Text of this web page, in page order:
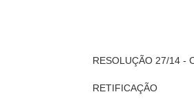
RESOLUÇÃO 27/14 -
RETIFICAÇÃO